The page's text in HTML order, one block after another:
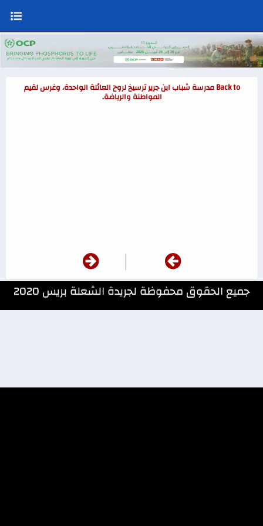
Back to ​مدرسة شباب ابن جرير ترسيخ لروح العائلة الواحدة، وغرس لقيم
المواطنة والرياضة.
|
جميع الحقوق محفوظة لجريدة الشعلة بريس 2020